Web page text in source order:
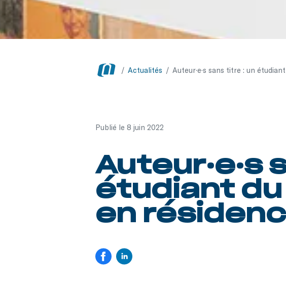
/ Actualités / Auteur·e·s sans titre : un
Publié le 8 juin 2022
Auteur·e·s
étudiant du
en